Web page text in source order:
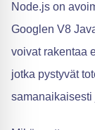
Node.js on
Googlen V8
voivat rakentaa
jotka pystyvät
samanaikaisesti